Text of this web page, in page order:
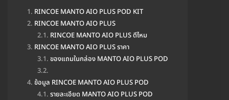
RINCOE MANTO AIO PLUS POD KIT
RINCOE MANTO AIO PLUS
RINCOE MANTO AIO PLUS ดีไหม
RINCOE MANTO AIO PLUS ราคา
ของแถมในกล่อง MANTO AIO PLUS POD
ข้อมูล RINCOE MANTO AIO PLUS POD
รายละเอียด MANTO AIO PLUS POD